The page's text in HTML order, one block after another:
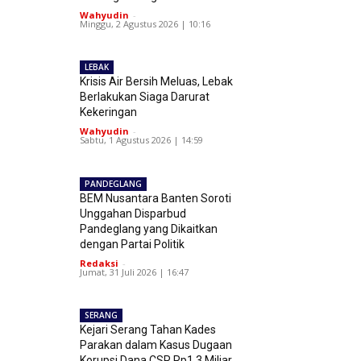
Wahyudin -
Minggu, 2 Agustus 2026 | 10:16
LEBAK
Krisis Air Bersih Meluas, Lebak
Berlakukan Siaga Darurat
Kekeringan
Wahyudin -
Sabtu, 1 Agustus 2026 | 14:59
PANDEGLANG
BEM Nusantara Banten Soroti
Unggahan Disparbud
Pandeglang yang Dikaitkan
dengan Partai Politik
Redaksi -
Jumat, 31 Juli 2026 | 16:47
SERANG
Kejari Serang Tahan Kades
Parakan dalam Kasus Dugaan